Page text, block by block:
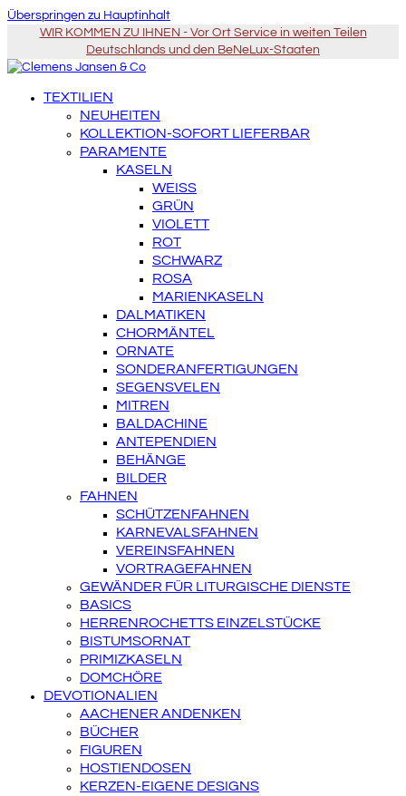
Überspringen zu Hauptinhalt
WIR KOMMEN ZU IHNEN - Vor Ort Service in weiten Teilen
Deutschlands und den BeNeLux-Staaten
TEXTILIEN
NEUHEITEN
KOLLEKTION-SOFORT LIEFERBAR
PARAMENTE
KASELN
WEISS
GRÜN
VIOLETT
ROT
SCHWARZ
ROSA
MARIENKASELN
DALMATIKEN
CHORMÄNTEL
ORNATE
SONDERANFERTIGUNGEN
SEGENSVELEN
MITREN
BALDACHINE
ANTEPENDIEN
BEHÄNGE
BILDER
FAHNEN
SCHÜTZENFAHNEN
KARNEVALSFAHNEN
VEREINSFAHNEN
VORTRAGEFAHNEN
GEWÄNDER FÜR LITURGISCHE DIENSTE
BASICS
HERRENROCHETTS EINZELSTÜCKE
BISTUMSORNAT
PRIMIZKASELN
DOMCHÖRE
DEVOTIONALIEN
AACHENER ANDENKEN
BÜCHER
FIGUREN
HOSTIENDOSEN
KERZEN-EIGENE DESIGNS